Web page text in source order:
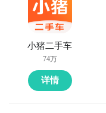
小猪二手车
74万
详情